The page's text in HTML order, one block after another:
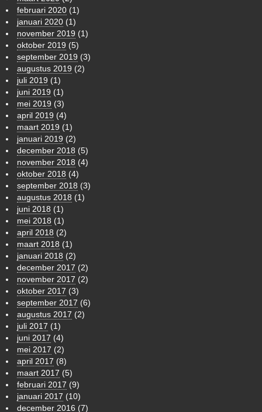
februari 2020 (1)
januari 2020 (1)
november 2019 (1)
oktober 2019 (5)
september 2019 (3)
augustus 2019 (2)
juli 2019 (1)
juni 2019 (1)
mei 2019 (3)
april 2019 (4)
maart 2019 (1)
januari 2019 (2)
december 2018 (5)
november 2018 (4)
oktober 2018 (4)
september 2018 (3)
augustus 2018 (1)
juni 2018 (1)
mei 2018 (1)
april 2018 (2)
maart 2018 (1)
januari 2018 (2)
december 2017 (2)
november 2017 (2)
oktober 2017 (3)
september 2017 (6)
augustus 2017 (2)
juli 2017 (1)
juni 2017 (4)
mei 2017 (2)
april 2017 (8)
maart 2017 (5)
februari 2017 (9)
januari 2017 (10)
december 2016 (7)